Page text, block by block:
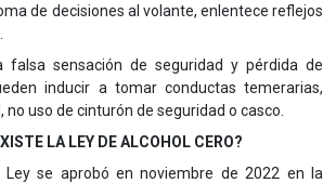
de decisiones al volante, enlentece reflejos
falsa sensación de seguridad y pérdida de
inducir a tomar conductas temerarias,
no uso de cinturón de seguridad o casco.
LA LEY DE ALCOHOL CERO?
Ley se aprobó en noviembre de 2022 en la